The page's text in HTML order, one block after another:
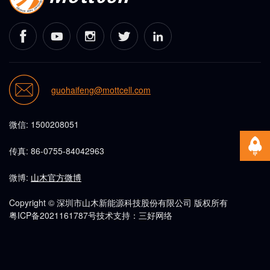
guohaifeng@mottcell.com
微信: 1500208051
传真: 86-0755-84042963
微博: 山木官方微博
Copyright © 深圳市山木新能源科技股份有限公司 版权所有
粤ICP备2021161787号技术支持：三好网络